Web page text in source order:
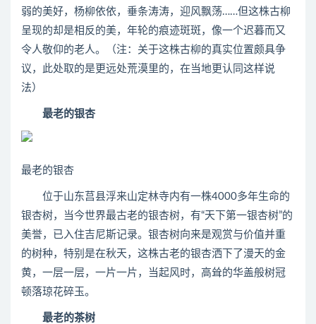
弱的美好，杨柳依依，垂条涛涛，迎风飘荡……但这株古柳
呈现的却是相反的美，年轮的痕迹斑斑，像一个迟暮而又
令人敬仰的老人。（注：关于这株古柳的真实位置颇具争
议，此处取的是更远处荒漠里的，在当地更认同这样说
法）
最老的银杏
最老的银杏
位于山东莒县浮来山定林寺内有一株4000多年生命的
银杏树，当今世界最古老的银杏树，有“天下第一银杏树”的
美誉，已入住吉尼斯记录。银杏树向来是观赏与价值并重
的树种，特别是在秋天，这株古老的银杏洒下了漫天的金
黄，一层一层，一片一片，当起风时，高耸的华盖般树冠
顿落琼花碎玉。
最老的茶树